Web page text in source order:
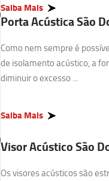
Saiba Mais
Porta Acústica São
Como nem sempre é
de isolamento acústico, a
diminuir o excesso ...
Saiba Mais
Visor Acústico São
Os visores acústicos são